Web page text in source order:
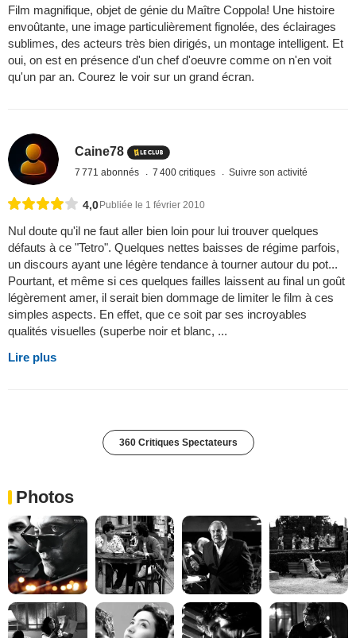
Film magnifique, objet de génie du Maître Coppola! Une histoire
envoûtante, une image particulièrement fignolée, des éclairages
sublimes, des acteurs très bien dirigés, un montage intelligent. Et
oui, on est en présence d'un chef d'oeuvre comme on n'en voit
qu'un par an. Courez le voir sur un grand écran.
Caine78
7 771 abonnés 7 400 critiques Suivre son activité
4,0Publiée le 1 février 2010
Nul doute qu'il ne faut aller bien loin pour lui trouver quelques
défauts à ce "Tetro". Quelques nettes baisses de régime parfois,
un discours ayant une légère tendance à tourner autour du pot...
Pourtant, et même si ces quelques failles laissent au final un goût
légèrement amer, il serait bien dommage de limiter le film à ces
simples aspects. En effet, que ce soit par ses incroyables
qualités visuelles (superbe noir et blanc, ...
Lire plus
360 Critiques Spectateurs
Photos